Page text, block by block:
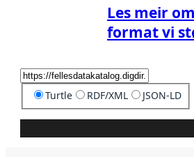
Les meir
format vi
Turtle RDF/XML JSON-LD